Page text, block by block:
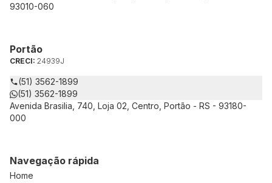
93010-060
Portão
CRECI: 24939J
(51) 3562-1899
(51) 3562-1899
Avenida Brasilia, 740, Loja 02, Centro, Portão - RS - 93180-
000
Navegação rápida
Home